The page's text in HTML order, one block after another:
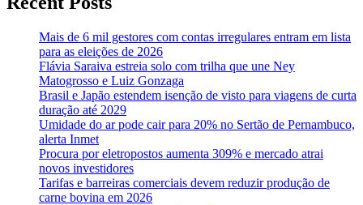
Mais de 6 mil gestores com contas irregulares entram em lista
para as eleições de 2026
Flávia Saraiva estreia solo com trilha que une Ney
Matogrosso e Luiz Gonzaga
Brasil e Japão estendem isenção de visto para viagens de curta
duração até 2029
Umidade do ar pode cair para 20% no Sertão de Pernambuco,
alerta Inmet
Procura por eletropostos aumenta 309% e mercado atrai
novos investidores
Tarifas e barreiras comerciais devem reduzir produção de
carne bovina em 2026